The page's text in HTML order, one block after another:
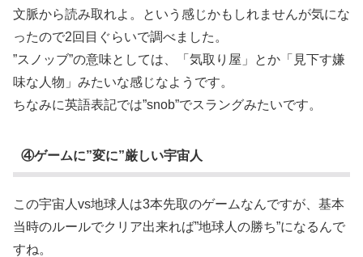
文脈から読み取れよ。という感じかもしれませんが気にな
ったので2回目ぐらいで調べました。
”スノッブ”の意味としては、「気取り屋」とか「見下す嫌
味な人物」みたいな感じなようです。
ちなみに英語表記では”snob”でスラングみたいです。
④ゲームに”変に”厳しい宇宙人
この宇宙人vs地球人は3本先取のゲームなんですが、基本
当時のルールでクリア出来れば”地球人の勝ち”になるんで
すね。